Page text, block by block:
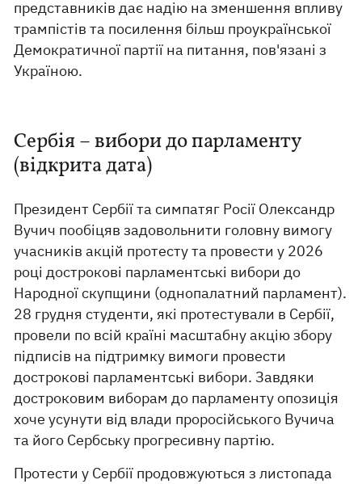
представників дає надію на зменшення впливу
трампістів та посилення більш проукраїнської
Демократичної партії на питання, пов'язані з
Україною.
Сербія – вибори до парламенту
(відкрита дата)
Президент Сербії та симпатяг Росії Олександр
Вучич пообіцяв задовольнити головну вимогу
учасників акцій протесту та провести у 2026
році дострокові парламентські вибори до
Народної скупщини (однопалатний парламент).
28 грудня студенти, які протестували в Сербії,
провели по всій країні масштабну акцію збору
підписів на підтримку вимоги провести
дострокові парламентські вибори. Завдяки
достроковим виборам до парламенту опозиція
хоче усунути від влади проросійського Вучича
та його Сербську прогресивну партію.
Протести у Сербії продовжуються з листопада